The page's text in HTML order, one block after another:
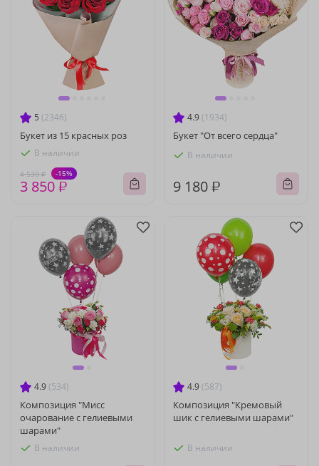
5 (2346)
Букет из 15 красных роз
В наличии
4 530 ₽ -15%
3 850 ₽
4.9 (1934)
Букет "От всего сердца"
В наличии
9 180 ₽
4.9 (534)
Композиция "Мисс
очарование с гелиевыми
шарами"
В наличии
4.9 (587)
Композиция "Кремовый
шик с гелиевыми шарами"
В наличии